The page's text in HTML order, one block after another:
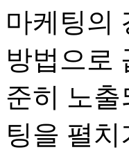
마케팅의
방법으로
준히 노
팅을 펼